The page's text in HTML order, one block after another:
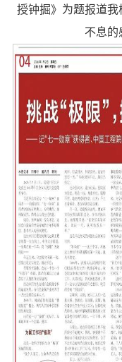
授钟掘》为题报道
不息的